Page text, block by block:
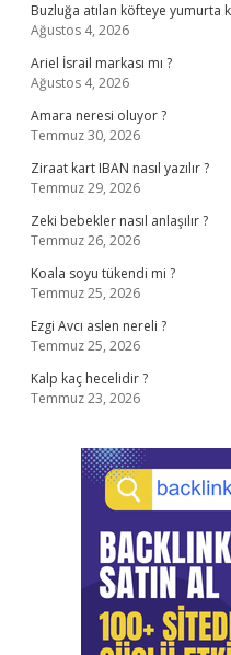
Buzluğa atılan köfteye yumurta
Ağustos 4, 2026
Ariel İsrail markası mı ?
Ağustos 4, 2026
Amara neresi oluyor ?
Temmuz 30, 2026
Ziraat kart IBAN nasıl yazılır ?
Temmuz 29, 2026
Zeki bebekler nasıl anlaşılır ?
Temmuz 26, 2026
Koala soyu tükendi mi ?
Temmuz 25, 2026
Ezgi Avcı aslen nereli ?
Temmuz 25, 2026
Kalp kaç hecelidir ?
Temmuz 23, 2026